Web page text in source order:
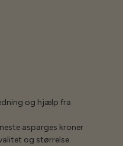
og hjælp fra
asparges kroner
og størrelse.